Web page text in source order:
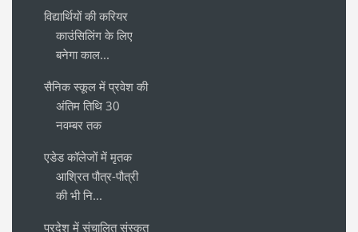
विद्यार्थियों की करियर
काउंसिलिंग के लिए
बनेगा काल...
सैनिक स्कूल में प्रवेश की
अंतिम तिथि 30
नवम्बर तक
एडेड कॉलेजों में मृतक
आश्रित पौत्र-पौत्री
की भी नि...
प्रदेश में संचालित संस्कृत